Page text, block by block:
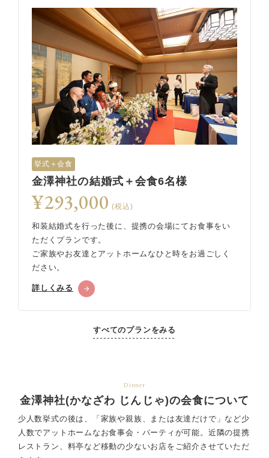
挙式＋会食
金澤神社の結婚式＋会食6名様
¥293,000 (税込)
和装結婚式を行った後に、提携の会場にてお食事をい
ただくプランです。
ご家族やお友達とアットホームなひと時をお過ごしく
ださい。
詳しくみる
すべてのプランをみる
Dinner
金澤神社(かなざわ じんじゃ)の会食について
少人数挙式の後は、「家族や親族、または友達だけで」など少
人数でアットホームなお食事会・パーティが可能。 近隣の提携
レストラン、料亭など移動の少ないお店をご紹介させていただ